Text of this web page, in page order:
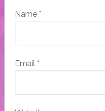
Name *
Email *